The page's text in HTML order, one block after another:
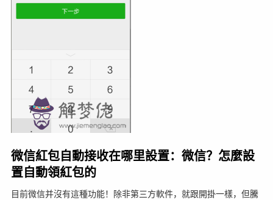
微信紅包自動接收在哪里設置：微信？怎麼設
置自動領紅包的
目前微信并沒有這種功能！除非第三方軟件，就跟開掛一樣，但騰